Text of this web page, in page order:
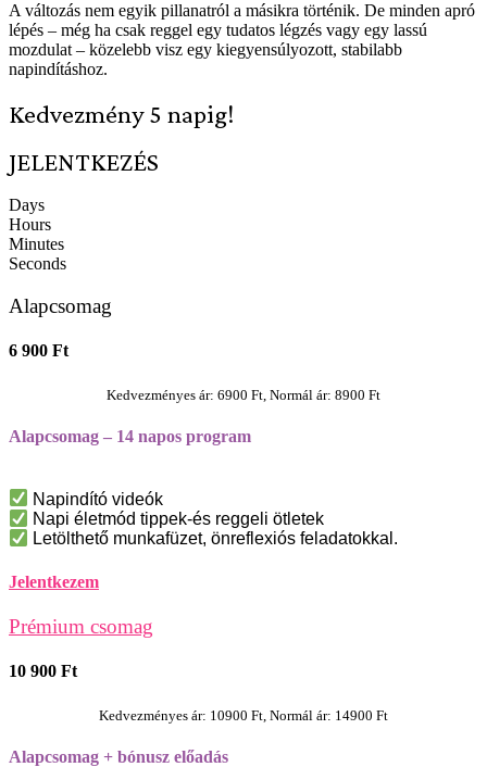
A változás nem egyik pillanatról a másikra történik. De minden apró
lépés – még ha csak reggel egy tudatos légzés vagy egy lassú
mozdulat – közelebb visz egy kiegyensúlyozott, stabilabb
napindításhoz.
Kedvezmény 5 napig!
JELENTKEZÉS
Days
Hours
Minutes
Seconds
Alapcsomag
6 900 Ft
Kedvezményes ár: 6900 Ft, Normál ár: 8900 Ft
Alapcsomag – 14 napos program
Napindító videók
Napi életmód tippek-és reggeli ötletek
Letölthető munkafüzet, önreflexiós feladatokkal.
Jelentkezem
Prémium csomag
10 900 Ft
Kedvezményes ár: 10900 Ft, Normál ár: 14900 Ft
Alapcsomag + bónusz előadás